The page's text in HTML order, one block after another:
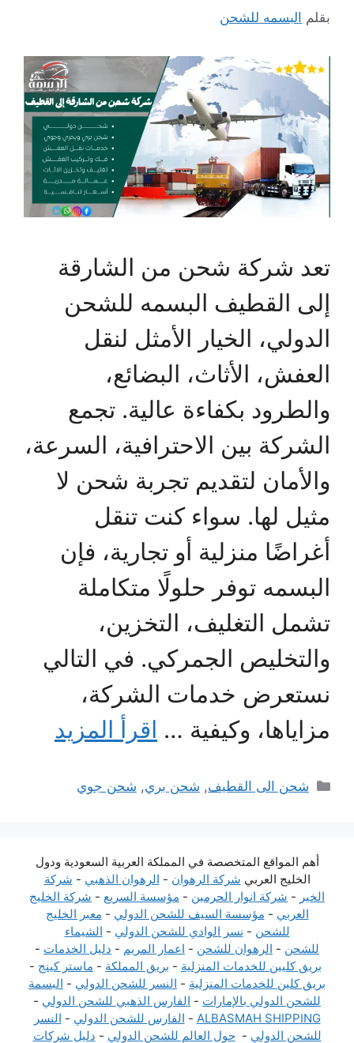
بقلم البسمه للشحن
تعد شركة شحن من الشارقة
إلى القطيف البسمه للشحن
الدولي، الخيار الأمثل لنقل
العفش، الأثاث، البضائع،
والطرود بكفاءة عالية. تجمع
الشركة بين الاحترافية، السرعة،
والأمان لتقديم تجربة شحن لا
مثيل لها. سواء كنت تنقل
أغراضًا منزلية أو تجارية، فإن
البسمه توفر حلولًا متكاملة
تشمل التغليف، التخزين،
والتخليص الجمركي. في التالي
نستعرض خدمات الشركة،
مزاياها، وكيفية … اقرأ المزيد
التصنيفات
شحن الى القطيف, شحن بري, شحن جوي
أهم المواقع المتخصصة في المملكة العربية السعودية ودول
الخليج العربي شركة الرهوان - الرهوان الذهبي - شركة
الخير - شركة انوار الحرمين - مؤسسة السريع - شركة الخليج
العربي - مؤسسة السيف للشحن الدولي - معبر الخليج
للشحن - نسر الوادي للشحن الدولي - الشيماء
للشحن - الرهوان للشحن - اعمار المريم - دليل الخدمات -
بريق كليين للخدمات المنزلية - بريق المملكة - ماستر كينج -
بريق كلين للخدمات المنزلية - النسر للشحن الدولي - البسمة
للشحن الدولي بالإمارات - الفارس الذهبي للشحن الدولي -
ALBASMAH SHIPPING
- الفارس للشحن الدولي - النسر
للشحن الدولي -حول العالم للشحن الدولي - دليل شركات